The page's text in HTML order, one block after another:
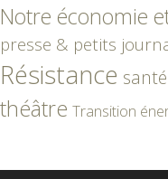
Notre économie
presse & petits
Résistance santé
théâtre Transition